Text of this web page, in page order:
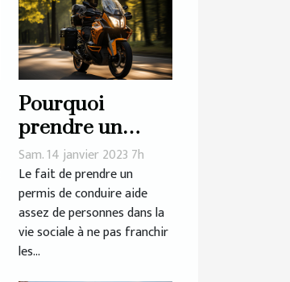
Pourquoi
prendre un
permis moto ?
Sam. 14 janvier 2023 7h
Le fait de prendre un
permis de conduire aide
assez de personnes dans la
vie sociale à ne pas franchir
les...